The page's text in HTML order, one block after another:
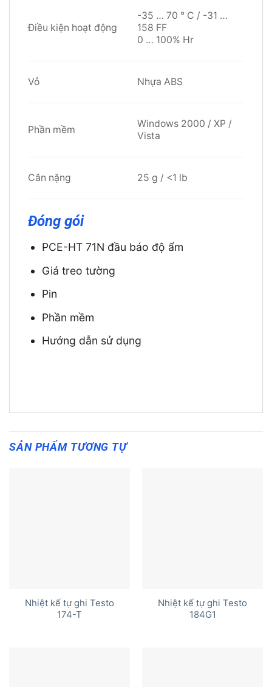
Điều kiện hoạt động
-35 … 70 ° C / -31 …
158 FF
0 … 100% Hr
Vỏ Nhựa ABS
Phần mềm
Windows 2000 / XP /
Vista
Cân nặng 25 g / <1 lb
Đóng gói
PCE-HT 71N đầu báo độ ẩm
Giá treo tường
Pin
Phần mềm
Hướng dẫn sử dụng
SẢN PHẨM TƯƠNG TỰ
Nhiệt kế tự ghi Testo
174-T
Nhiệt kế tự ghi Testo
184G1